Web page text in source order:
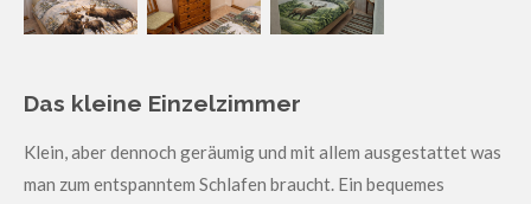
Das kleine Einzelzimmer
Klein, aber dennoch geräumig und mit allem ausgestattet was
man zum entspanntem Schlafen braucht. Ein bequemes